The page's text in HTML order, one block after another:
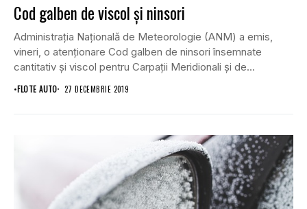
Cod galben de viscol şi ninsori
Administraţia Naţională de Meteorologie (ANM) a emis,
vineri, o atenţionare Cod galben de ninsori însemnate
cantitativ şi viscol pentru Carpaţii Meridionali şi de...
•FLOTE AUTO 27 DECEMBRIE 2019